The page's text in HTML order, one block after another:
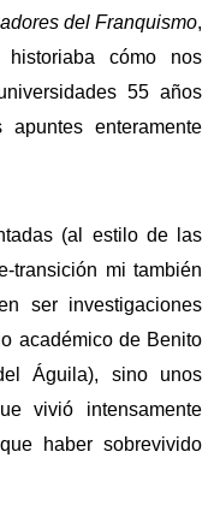
del Franquismo,
cómo nos
55 años
enteramente
(al estilo de las
transición mi también
ser investigaciones
académico de Benito
Águila), sino unos
vivió intensamente
haber sobrevivido